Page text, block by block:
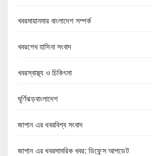
খবরমায়ানমার বাংলাদেশ সম্পর্ক
খবরশেখ হাসিনা সংবাদ
খবরস্বাস্থ্য ও চিকিৎসা
ঘূর্ণিঝড়বাংলাদেশ
জাপান এর খবরবিশ্ব সংবাদ
জাপান এর খবরসামরিক খবর: ডিফেন্স আপডেট